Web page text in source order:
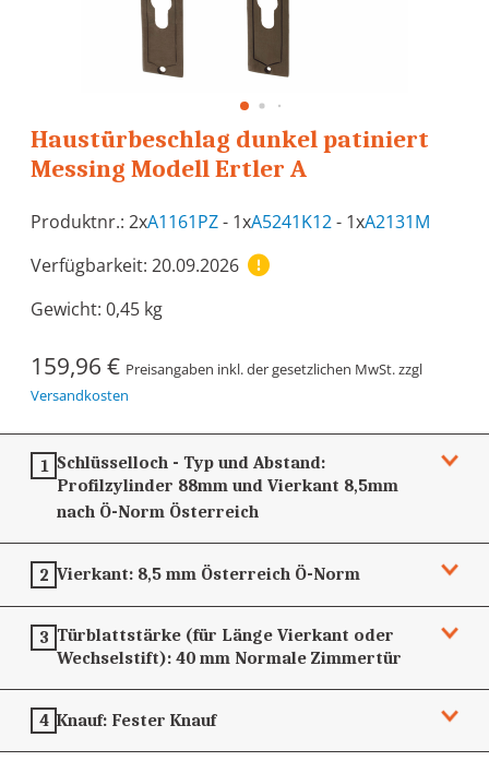
Haustürbeschlag dunkel patiniert
Messing Modell Ertler A
Produktnr.: 2xA1161PZ- 1xA5241K12- 1xA2131M
Verfügbarkeit: 20.09.2026
Gewicht: 0,45 kg
159,96 € Preisangaben inkl. der gesetzlichen MwSt. zzgl
Versandkosten
1 Schlüsselloch - Typ und Abstand:
Profilzylinder 88mm und Vierkant 8,5mm
nach Ö-Norm Österreich
2 Vierkant: 8,5 mm Österreich Ö-Norm
3 Türblattstärke (für Länge Vierkant oder
Wechselstift):40 mm Normale Zimmertür
4 Knauf: Fester Knauf